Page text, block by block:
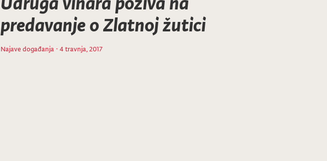
predavanje o Zlatnoj žutici
Najave događanja · 4 travnja, 2017